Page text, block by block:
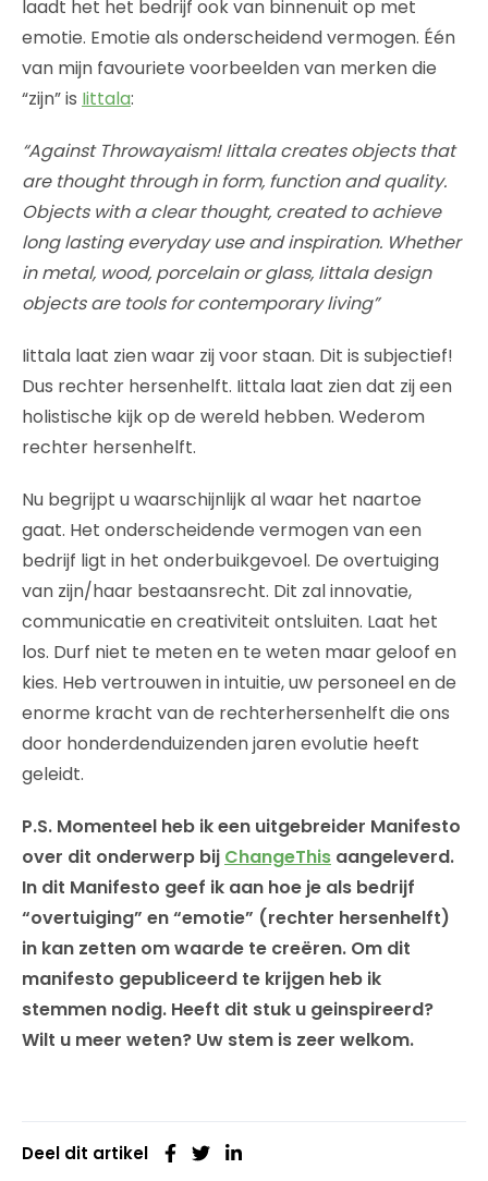
laadt het het bedrijf ook van binnenuit op met
emotie. Emotie als onderscheidend vermogen. Één
van mijn favouriete voorbeelden van merken die
“zijn” is Iittala:
“Against Throwayaism! Iittala creates objects that
are thought through in form, function and quality.
Objects with a clear thought, created to achieve
long lasting everyday use and inspiration. Whether
in metal, wood, porcelain or glass, Iittala design
objects are tools for contemporary living”
Iittala laat zien waar zij voor staan. Dit is subjectief!
Dus rechter hersenhelft. Iittala laat zien dat zij een
holistische kijk op de wereld hebben. Wederom
rechter hersenhelft.
Nu begrijpt u waarschijnlijk al waar het naartoe
gaat. Het onderscheidende vermogen van een
bedrijf ligt in het onderbuikgevoel. De overtuiging
van zijn/haar bestaansrecht. Dit zal innovatie,
communicatie en creativiteit ontsluiten. Laat het
los. Durf niet te meten en te weten maar geloof en
kies. Heb vertrouwen in intuitie, uw personeel en de
enorme kracht van de rechterhersenhelft die ons
door honderdenduizenden jaren evolutie heeft
geleidt.
P.S. Momenteel heb ik een uitgebreider Manifesto
over dit onderwerp bij ChangeThis aangeleverd.
In dit Manifesto geef ik aan hoe je als bedrijf
“overtuiging” en “emotie” (rechter hersenhelft)
in kan zetten om waarde te creëren. Om dit
manifesto gepubliceerd te krijgen heb ik
stemmen nodig. Heeft dit stuk u geinspireerd?
Wilt u meer weten? Uw stem is zeer welkom.
Deel dit artikel